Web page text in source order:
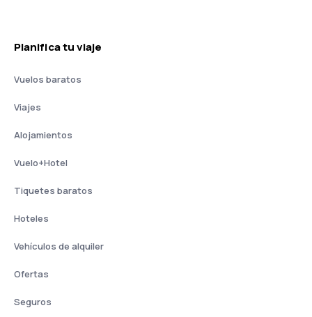
Planifica tu viaje
Vuelos baratos
Viajes
Alojamientos
Vuelo+Hotel
Tiquetes baratos
Hoteles
Vehículos de alquiler
Ofertas
Seguros